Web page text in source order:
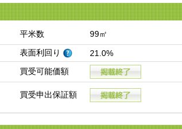
平米数
99㎡
表面利回り
21.0%
買受可能価額
買受申出保証額